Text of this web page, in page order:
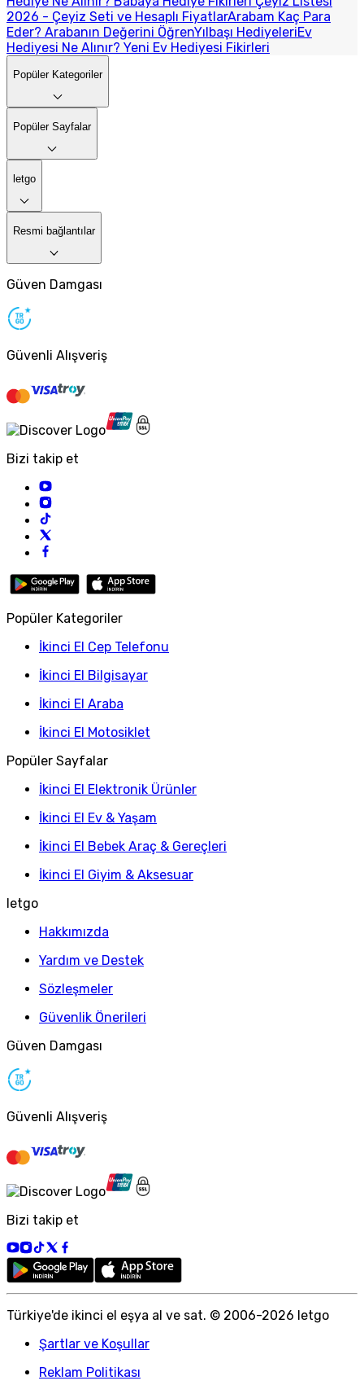
2026 - Çeyiz Seti ve Hesaplı FiyatlarArabam Kaç Para
Eder? Arabanın Değerini ÖğrenYılbaşı HediyeleriEv
Hediyesi Ne Alınır? Yeni Ev Hediyesi Fikirleri
Popüler Kategoriler
Popüler Sayfalar
letgo
Resmi bağlantılar
Güven Damgası
Güvenli Alışveriş
Bizi takip et
Popüler Kategoriler
İkinci El Cep Telefonu
İkinci El Bilgisayar
İkinci El Araba
İkinci El Motosiklet
Popüler Sayfalar
İkinci El Elektronik Ürünler
İkinci El Ev & Yaşam
İkinci El Bebek Araç & Gereçleri
İkinci El Giyim & Aksesuar
letgo
Hakkımızda
Yardım ve Destek
Sözleşmeler
Güvenlik Önerileri
Güven Damgası
Güvenli Alışveriş
Bizi takip et
Türkiye'de ikinci el eşya al ve sat. © 2006-2026 letgo
Şartlar ve Koşullar
Reklam Politikası